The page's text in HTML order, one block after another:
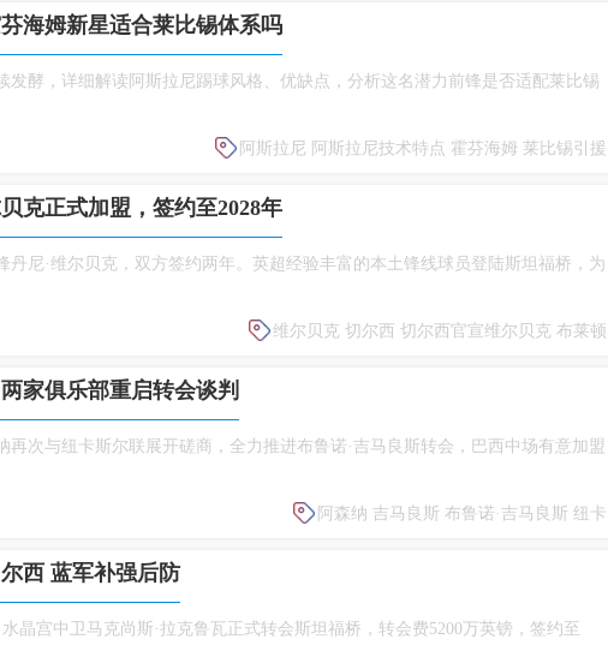
海姆新星适合莱比锡体系吗
发酵，详细解读阿斯拉尼踢球风格、优缺点，分析这名潜力前锋是否适配莱比锡
阿斯拉尼 阿斯拉尼技术特点 霍芬海姆 莱比锡引援
克正式加盟，签约至2028年
丹尼·维尔贝克，双方签约两年。英超经验丰富的本土锋线球员登陆斯坦福桥，为
维尔贝克 切尔西 切尔西官宣维尔贝克 布莱顿
家俱乐部重启转会谈判
再次与纽卡斯尔联展开磋商，全力推进布鲁诺·吉马良斯转会，巴西中场有意加盟
阿森纳 吉马良斯 布鲁诺·吉马良斯 纽卡
西 蓝军补强后防
晶宫中卫马克尚斯·拉克鲁瓦正式转会斯坦福桥，转会费5200万英镑，签约至